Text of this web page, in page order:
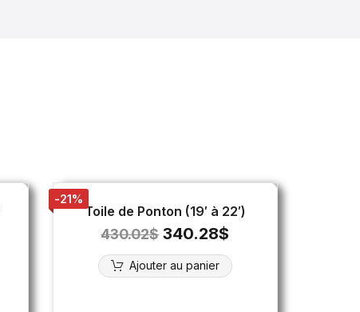
-21%
Toile de Ponton (19′ à 22′)
430.02$ 340.28$
Ajouter au panier